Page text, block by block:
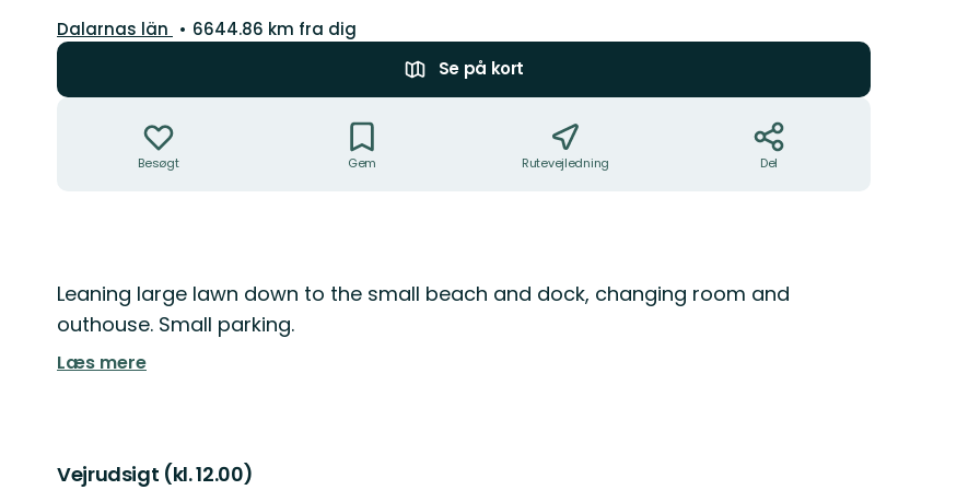
stjerner
Amt:
Dalarnas län
6644.86 km fra dig
Se på kort
Besøgt Gem Rutevejledning Del
Beskrivelse
Leaning large lawn down to the small beach and dock, changing room and
outhouse. Small parking.
Læs mere
Vejrudsigt (kl. 12.00)